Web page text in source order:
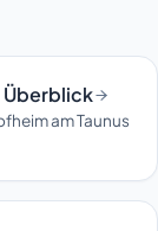
Überblick
am Taunus